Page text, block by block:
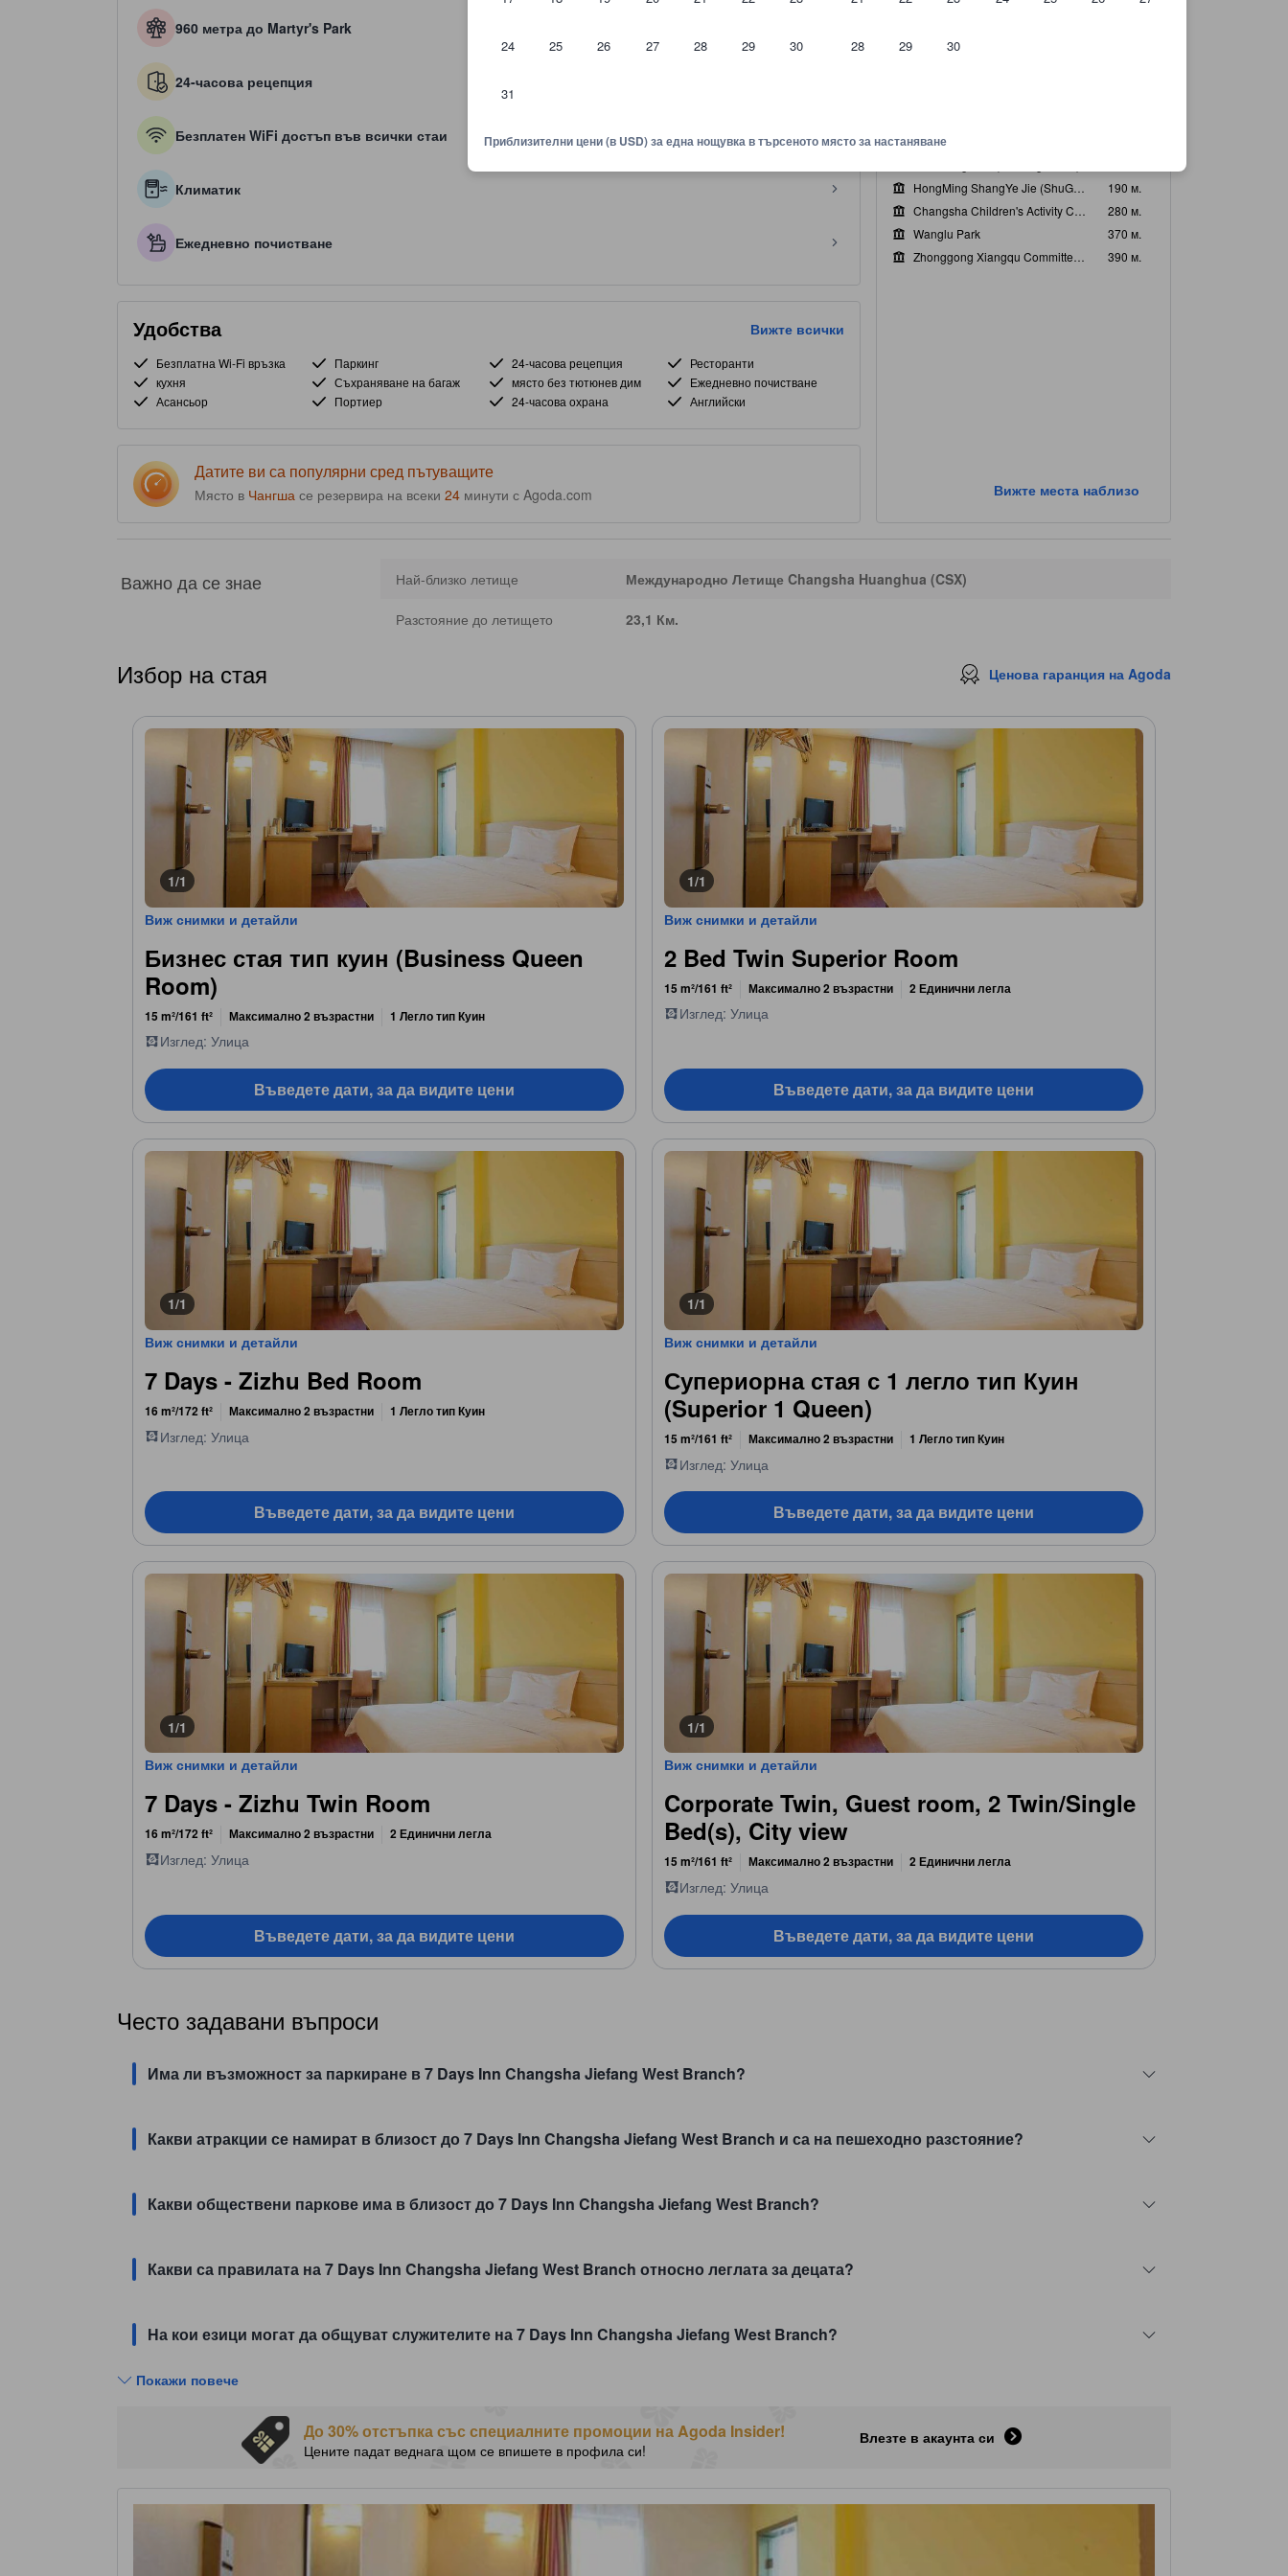
24 25 26 27 28 29 30
31
28 29 30
Приблизителни цени (в USD) за една нощувка в търсеното място за настаняване
960 метра до Martyr's Park
24-часова рецепция
Безплатен WiFi достъп във всички стаи
Климатик
Ежедневно почистване
Удобства Вижте всички
Безплатна Wi-Fi връзка Паркинг 24-часова рецепция
Ресторанти
кухня
Съхраняване на багаж място без тютюнев дим
Ежедневно почистване
Асансьор
Портиер 24-часова охрана Английски
Датите ви са популярни сред пътуващите
Място в Чангша се резервира на всеки 24 минути с Agoda.com
Популярни забележителности
Най-близки забележителности
HongMing ShangYe Jie (ShuGuang ZhongLu)
190 м.
Changsha Children's Activity Centre
280 м.
Wanglu Park
370 м.
Zhonggong Xiangqu Committee Site
390 м.
Вижте места наблизо
Важно да се знае Най-близко летище Международно Летище Changsha Huanghua (CSX)
Разстояние до летището 23,1 Км.
Избор на стая Ценова гаранция на Agoda
1/1
Виж снимки и детайли
Бизнес стая тип куин (Business Queen
Room)
15 m²/161 ft² Максимално 2 възрастни 1 Легло тип Куин
Изглед: Улица
Въведете дати, за да видите цени
1/1
Виж снимки и детайли
2 Bed Twin Superior Room
15 m²/161 ft² Максимално 2 възрастни 2 Единични легла
Изглед: Улица
Въведете дати, за да видите цени
1/1
Виж снимки и детайли
7 Days - Zizhu Bed Room
16 m²/172 ft² Максимално 2 възрастни 1 Легло тип Куин
Изглед: Улица
Въведете дати, за да видите цени
1/1
Виж снимки и детайли
Супериорна стая с 1 легло тип Куин
(Superior 1 Queen)
15 m²/161 ft² Максимално 2 възрастни 1 Легло тип Куин
Изглед: Улица
Въведете дати, за да видите цени
1/1
Виж снимки и детайли
7 Days - Zizhu Twin Room
16 m²/172 ft² Максимално 2 възрастни 2 Единични легла
Изглед: Улица
Въведете дати, за да видите цени
1/1
Виж снимки и детайли
Corporate Twin, Guest room, 2 Twin/Single
Bed(s), City view
15 m²/161 ft² Максимално 2 възрастни 2 Единични легла
Изглед: Улица
Въведете дати, за да видите цени
Често задавани въпроси
Има ли възможност за паркиране в 7 Days Inn Changsha Jiefang West Branch?
Какви атракции се намират в близост до 7 Days Inn Changsha Jiefang West Branch и са на пешеходно разстояние?
Какви обществени паркове има в близост до 7 Days Inn Changsha Jiefang West Branch?
Какви са правилата на 7 Days Inn Changsha Jiefang West Branch относно леглата за децата?
На кои езици могат да общуват служителите на 7 Days Inn Changsha Jiefang West Branch?
Покажи повече
До 30% отстъпка със специалните промоции на Agoda Insider!
Цените падат веднага щом се впишете в профила си!
Влезте в акаунта си